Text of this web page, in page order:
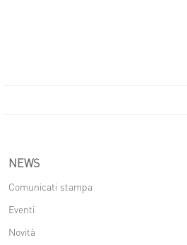
NEWS
Comunicati stampa
Eventi
Novità